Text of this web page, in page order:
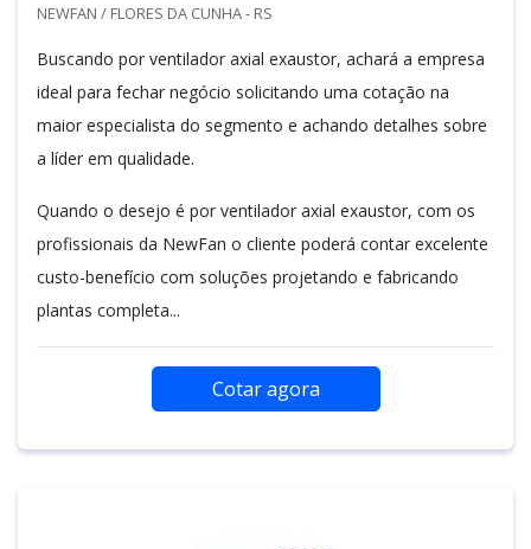
NEWFAN / FLORES DA CUNHA - RS
Buscando por ventilador axial exaustor, achará a empresa
ideal para fechar negócio solicitando uma cotação na
maior especialista do segmento e achando detalhes sobre
a líder em qualidade.
Quando o desejo é por ventilador axial exaustor, com os
profissionais da NewFan o cliente poderá contar excelente
custo-benefício com soluções projetando e fabricando
plantas completa...
Cotar agora